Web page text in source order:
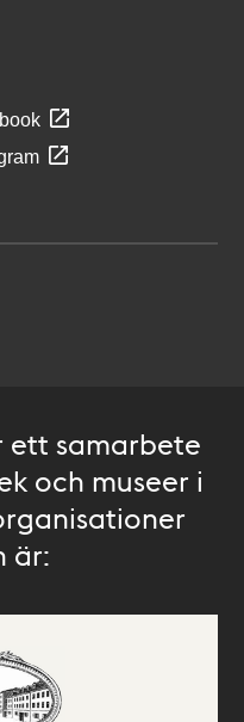
ett samarbete
och museer i
är: